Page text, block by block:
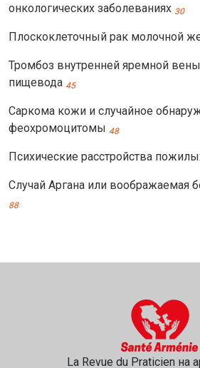
онкологических заболеваниях 30
Плоскоклеточный рак молочной
Тромбоз внутренней яремной
пищевода 45
Саркома кожи и случайное
феохромоцитомы 48
Психические расстройства
Случай Аргана или воображаемая
88
La Revue du Praticien на